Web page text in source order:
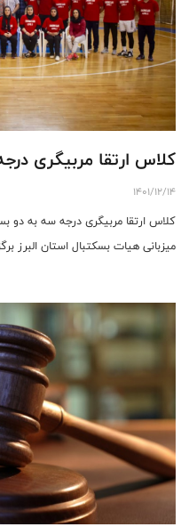
کلاس ارتقا مربیگری درجه ۳به۲ بسکتبال در
1401/12/14
کلاس ارتقا مربیگری درجه سه به دو
میزبانی هیات بسکتبال استان البرز